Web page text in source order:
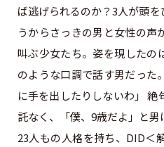
ば逃げられるのか？3人が頭
うからさっきの男と女性の声
叫ぶ少女たち。姿を現した
のような口調で話す男だった
に手を出したりしないわ」
託なく、「僕、9歳だよ」と
23人もの人格を持ち、DID＜